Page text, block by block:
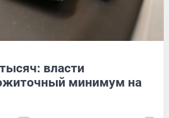
власти
минимум на